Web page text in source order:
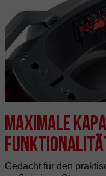
Maximale
Gedacht für den